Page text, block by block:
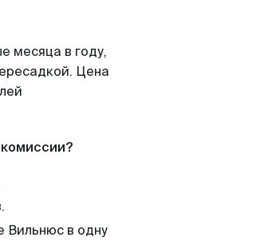
месяца в году,
Цена
Вильнюс в одну